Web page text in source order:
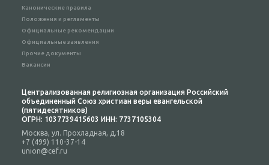
Канонические правила
Положения и регламенты
Официальные рекомендации
Официальные заявления
Прочие документы
Вакансии
Централизованная религиозная организация Российский
объединенный Союз христиан веры евангельской
(пятидесятников)
ОГРН: 1037739415603 ИНН: 7737105304
Москва, ул. Прохладная, д.18
+7 (499) 110-37-14
union@cef.ru